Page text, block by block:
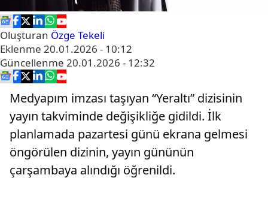
Oluşturan Özge Tekeli
Eklenme 20.01.2026 - 10:12
Güncellenme 20.01.2026 - 12:32
Medyapım imzası taşıyan “Yeraltı” dizisinin
yayın takviminde değişikliğe gidildi. İlk
planlamada pazartesi günü ekrana gelmesi
öngörülen dizinin, yayın gününün
çarşambaya alındığı öğrenildi.